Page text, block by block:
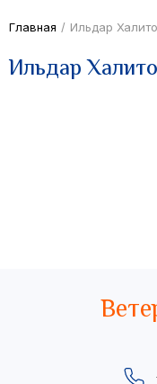
Главная / Ильдар
Ильдар